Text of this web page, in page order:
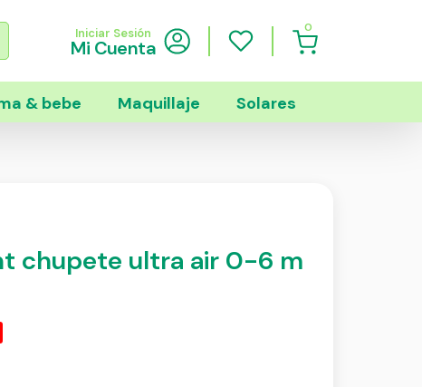
Iniciar Sesión
Mi Cuenta
0
& bebe Maquillaje Solares
chupete ultra air 0-6 m